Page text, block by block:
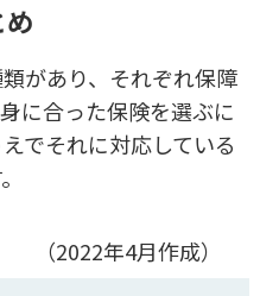
め
があり、それぞれ保障
に合った保険を選ぶに
でそれに対応している
（2022年4月作成）